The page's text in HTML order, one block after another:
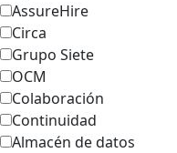
AssureHire
Circa
Grupo Siete
OCM
Colaboración
Continuidad
Almacén de datos